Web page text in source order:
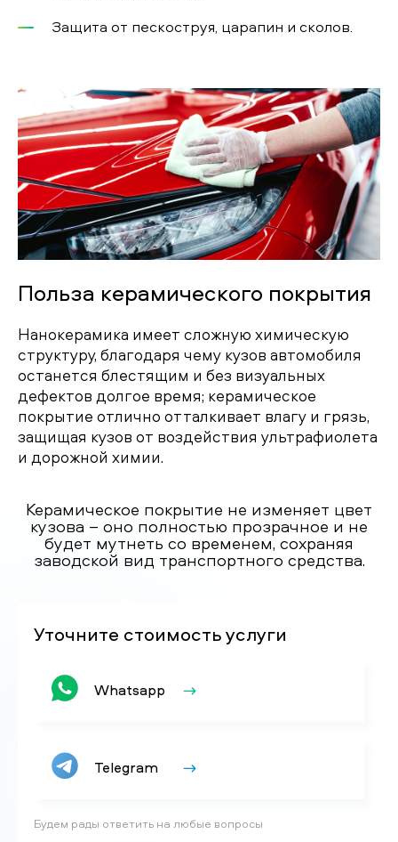
Защита от пескоструя, царапин и сколов.
Польза керамического покрытия
Нанокерамика имеет сложную химическую
структуру, благодаря чему кузов автомобиля
останется блестящим и без визуальных
дефектов долгое время; керамическое
покрытие отлично отталкивает влагу и грязь,
защищая кузов от воздействия ультрафиолета
и дорожной химии.
Керамическое покрытие не изменяет цвет
кузова – оно полностью прозрачное и не
будет мутнеть со временем, сохраняя
заводской вид транспортного средства.
Уточните стоимость услуги
Whatsapp
Telegram
Будем рады ответить на любые вопросы